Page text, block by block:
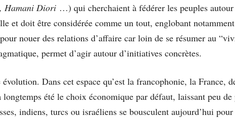
Hamani Diori …) qui cherchaient à fédérer les peuples
et doit être considérée comme un tout, englobant
nouer des relations d’affaire car loin de se résumer au
permet d’agir autour d’initiatives concrètes.
Dans cet espace qu’est la francophonie, la France,
été le choix économique par défaut, laissant peu
indiens, turcs ou israéliens se bousculent aujourd’hui